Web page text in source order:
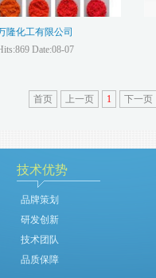
隆化工有限公司
Date:08-07
首页 上一页 1 下一页
技术优势
品牌策划
研发创新
技术团队
品质保障